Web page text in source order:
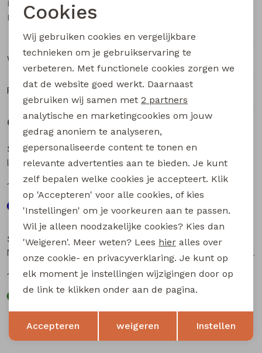
Bestelcode
Kleur
Winkelvoorraad
Ruilen en retourneren
Gerelateerde producten
So Soire
Lois aop Z10665 dames T-shirt km Indigo
15,00
29,99
So Soire
15,00
29,99
Sale
So Soire
14,00
27,99
So Soire
Fabia Z10657 dames T-shirt km Paars
14,00 27,99
Noodzakelijke cookies
Analytische cookies
Marketing cookies
Terug Opslaan
Cookies
Wij gebruiken cookies en vergelijkbare
technieken om je gebruikservaring te
verbeteren. Met functionele cookies zorgen we
dat de website goed werkt. Daarnaast
gebruiken wij samen met 2 partners
analytische en marketingcookies om jouw
gedrag anoniem te analyseren,
gepersonaliseerde content te tonen en
relevante advertenties aan te bieden. Je kunt
zelf bepalen welke cookies je accepteert. Klik
op 'Accepteren' voor alle cookies, of kies
'Instellingen' om je voorkeuren aan te passen.
Wil je alleen noodzakelijke cookies? Kies dan
'Weigeren'. Meer weten? Lees hier alles over
onze cookie- en privacyverklaring. Je kunt op
elk moment je instellingen wijzigingen door op
de link te klikken onder aan de pagina.
Accepteren weigeren Instellen